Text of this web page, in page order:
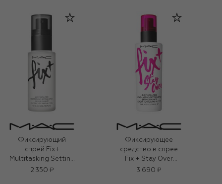
Фиксирующий
спрей Fix+
Multitasking Setting
Spray (30ml)
2 350 ₽
Фиксирующее
средство в спрее
Fix + Stay Over
(100ml)
3 690 ₽